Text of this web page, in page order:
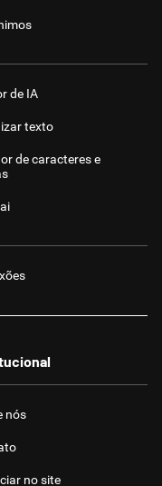
de IA
texto
de caracteres e
nós
no site